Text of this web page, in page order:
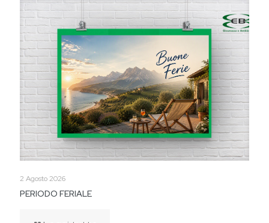
2 Agosto 2026
PERIODO FERIALE